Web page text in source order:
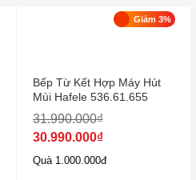
Giảm 3%
Bếp Từ Kết Hợp Máy Hút
Mùi Hafele 536.61.655
31.990.000₫
30.990.000₫
Quà 1.000.000đ